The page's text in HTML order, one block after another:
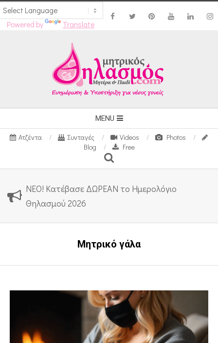
Powered by Translate
Navigation
Menu
MENU
Ατζέντα Συνταγές Videos
Photos
Blog
Free
Search
ΝΕΟ! Κατέβασε ΔΩΡΕΑΝ το Ημερολόγιο
Θηλασμού 2026
Μητρικό γάλα